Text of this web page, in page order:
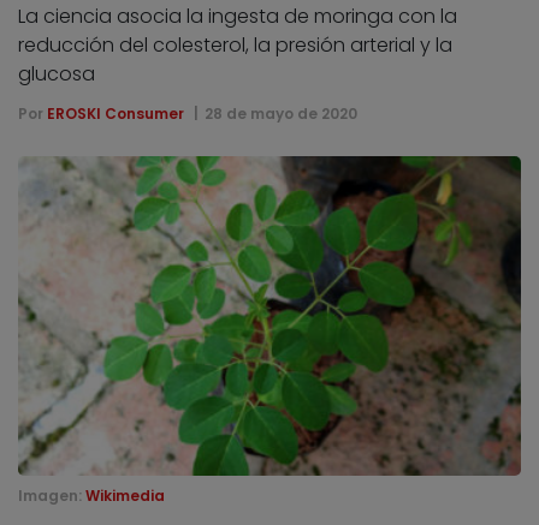
La ciencia asocia la ingesta de moringa con la
reducción del colesterol, la presión arterial y la
glucosa
Por EROSKI Consumer 28 de mayo de 2020
Imagen: Wikimedia